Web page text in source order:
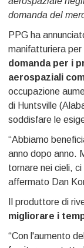
domanda del
PPG ha
manifatturiera per
domanda per i
aerospaziali
occupazione
di Huntsville
soddisfare le
“Abbiamo
anno dopo anno.
tornare nei cieli,
affermato Dan
Il produttore di
migliorare i
“Con l'aumento